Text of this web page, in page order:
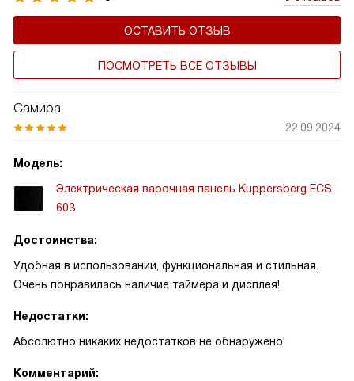
ОСТАВИТЬ ОТЗЫВ
ПОСМОТРЕТЬ ВСЕ ОТЗЫВЫ
Самира
22.09.2024
Модель:
Электрическая варочная панель Kuppersberg ECS
603
Достоинства:
Удобная в использовании, функциональная и стильная.
Очень понравилась наличие таймера и дисплея!
Недостатки:
Абсолютно никаких недостатков не обнаружено!
Комментарий: